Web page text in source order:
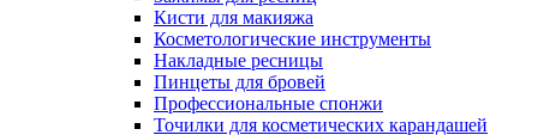
Кисти для макияжа
Косметологические инструменты
Накладные ресницы
Пинцеты для бровей
Профессиональные спонжи
Точилки для косметических карандашей